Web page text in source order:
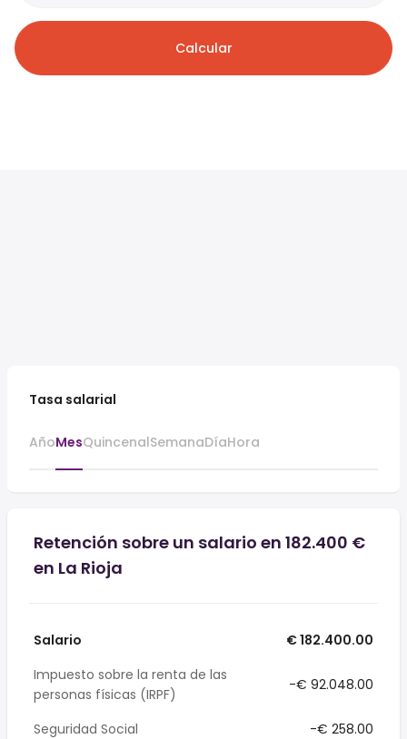
Calcular
Tasa salarial
AñoMesQuincenalSemanaDíaHora
Retención sobre un salario en 182.400 €
en La Rioja
Salario
€ 182.400.00
Impuesto sobre la renta de las
personas físicas (IRPF)
-€ 92.048.00
Seguridad Social -€ 258.00